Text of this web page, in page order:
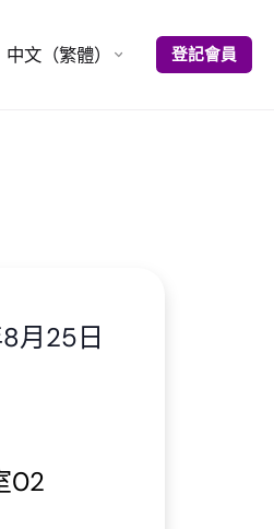
中文（繁體） 登記會員
月25日
02